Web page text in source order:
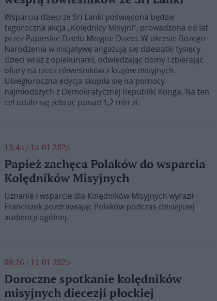
Wsparciu dzieci ze Sri Lanki poświęcona będzie
tegoroczna akcja „Kolędnicy Misyjni”, prowadzona od lat
przez Papieskie Dzieło Misyjne Dzieci. W okresie Bożego
Narodzenia w inicjatywę angażują się dziesiątki tysięcy
dzieci wraz z opiekunami, odwiedzając domy i zbierając
ofiary na rzecz rówieśników z krajów misyjnych.
Ubiegłoroczna edycja skupiła się na pomocy
najmłodszych z Demokratycznej Republiki Konga. Na ten
cel udało się zebrać ponad 1,2 mln zł.
13:45 / 15-01-2025
Papież zachęca Polaków do wsparcia
Kolędników Misyjnych
Uznanie i wsparcie dla Kolędników Misyjnych wyraził
Franciszek pozdrawiając Polaków podczas dzisiejszej
audiencji ogólnej.
08:26 / 11-01-2025
Doroczne spotkanie kolędników
misyjnych diecezji płockiej